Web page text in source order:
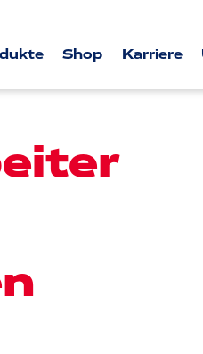
Shop Karriere